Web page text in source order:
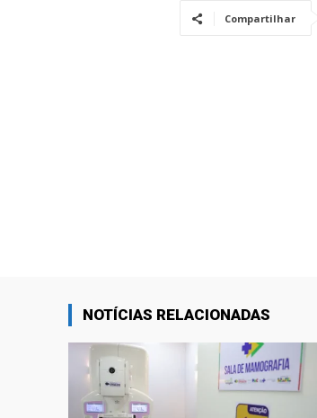
Compartilhar
NOTÍCIAS RELACIONADAS